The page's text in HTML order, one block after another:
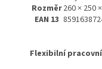
Rozměr260 × 250
EAN 13
Flexibilní pracovní